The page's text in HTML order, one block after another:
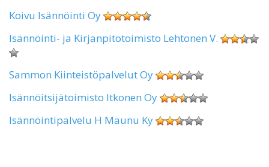
Koivu Isännöinti Oy
Isännöinti- ja Kirjanpitotoimisto Lehtonen V.
Sammon Kiinteistöpalvelut Oy
Isännöitsijätoimisto Itkonen Oy
Isännöintipalvelu H Maunu Ky